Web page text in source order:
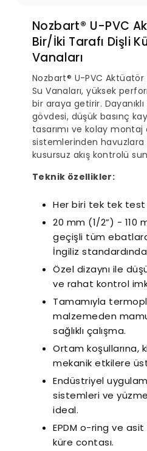
Nozbart® U-PVC
Bir/İki Tarafı Dişli
Vanaları
Nozbart® U-PVC Aktüatör
Su Vanaları, yüksek
bir araya getirir.
gövdesi, düşük basınç
tasarımı ve kolay montaj
sistemlerinden
kusursuz akış kontrolü
Teknik özellikler:
Her biri tek tek
20 mm (1/2”) - 110
geçişli tüm
İngiliz
Özel dizaynı ile
ve rahat kontrol
Tamamıyla
malzemeden
sağlıklı çalışma.
Ortam koşullarına,
mekanik etkilere
Endüstriyel
sistemleri ve
ideal.
EPDM o-ring ve
küre contası.